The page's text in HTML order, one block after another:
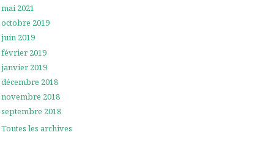
mai 2021
octobre 2019
juin 2019
février 2019
janvier 2019
décembre 2018
novembre 2018
septembre 2018
Toutes les archives